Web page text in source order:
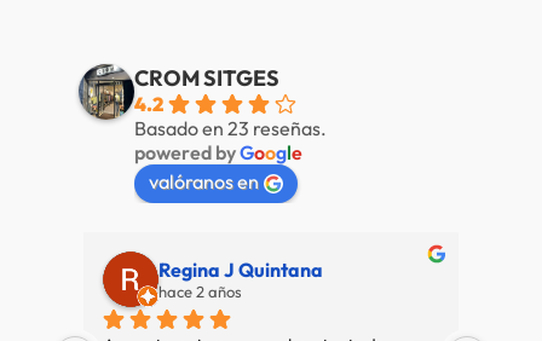
CROM SITGES
4.2
Basado en 23 reseñas.
powered byGoogle
valóranos en
Regina J Quintana
hace 2 años